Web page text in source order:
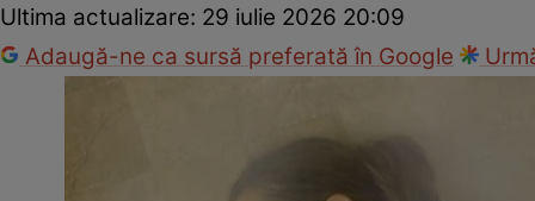
Ultima actualizare: 29 iulie 2026 20:09
Adaugă-ne ca sursă preferată în Google